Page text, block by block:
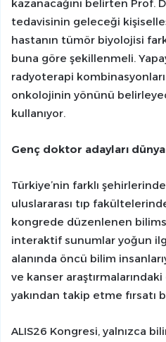
kazanacağını belirten Prof.
tedavisinin geleceği
hastanın tümör biyolojisi
buna göre şekillenmeli.
radyoterapi
onkolojinin yönünü
kullanıyor.
Genç doktor adayları
Türkiye’nin farklı
uluslararası tıp
kongrede düzenlenen
interaktif sunumlar yoğun ilgi
alanında öncü bilim
ve kanser
yakından takip etme fırsatı
ALIS26 Kongresi, yalnızca